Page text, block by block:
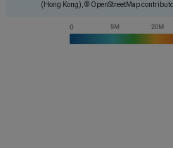
(Hong Kong), © OpenStreetMap